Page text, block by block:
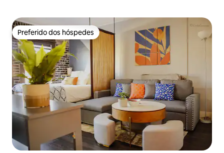
Preferido dos hóspedes
Preferido dos hóspedes